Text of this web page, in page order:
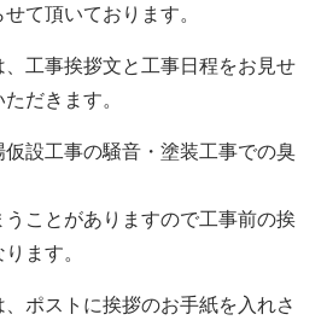
て頂いております。
工事挨拶文と工事日程をお見せ
だきます。
設工事の騒音・塗装工事での臭
ことがありますので工事前の挨
ます。
ポストに挨拶のお手紙を入れさ